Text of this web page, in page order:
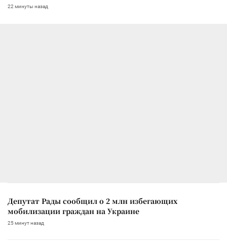
22 минуты назад
Депутат Рады сообщил о 2 млн избегающих
мобилизации граждан на Украине
25 минут назад